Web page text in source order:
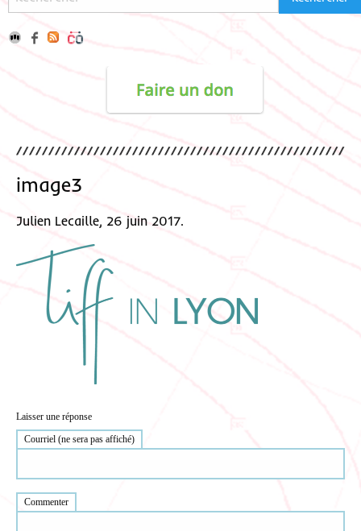
image3
Julien Lecaille, 26 juin 2017.
Laisser une réponse
Courriel (ne sera pas affiché)
Commenter